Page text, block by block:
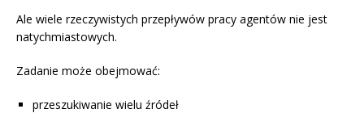
Ale wiele rzeczywistych przepływów pracy agentów nie jest
natychmiastowych.
Zadanie może obejmować:
przeszukiwanie wielu źródeł